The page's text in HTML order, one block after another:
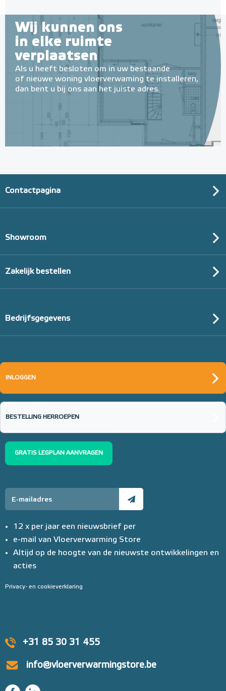
Wij kunnen ons
in elke ruimte
verplaatsen
Als u heeft besloten om in uw bestaande
of nieuwe woning vloerverwaming te installeren,
dan bent u bij ons aan het juiste adres.
+31 85 30 31 455
info@vloerverwarmingstore.be
Contactpagina
Showroom
Zakelijk bestellen
Bedrijfsgegevens
INLOGGEN
BESTELLING HERROEPEN
GRATIS LEGPLAN AANVRAGEN
12 x per jaar een nieuwsbrief per
e-mail van Vloerverwarming Store
Altijd op de hoogte van de nieuwste ontwikkelingen en
acties
Privacy- en cookieverklaring